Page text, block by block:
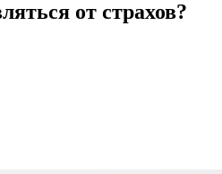
от страхов?